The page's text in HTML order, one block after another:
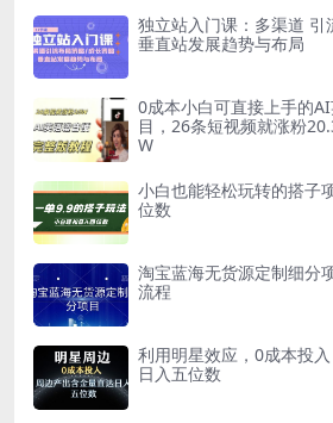
独立站入门课：多渠道
垂直站发展趋势与布局
0成本小白可直接上手的
目，26条短视频就涨粉
W
小白也能轻松玩转的搭子
位数
淘宝蓝海无货源定制细分
流程
利用明星效应，0成本投
日入五位数